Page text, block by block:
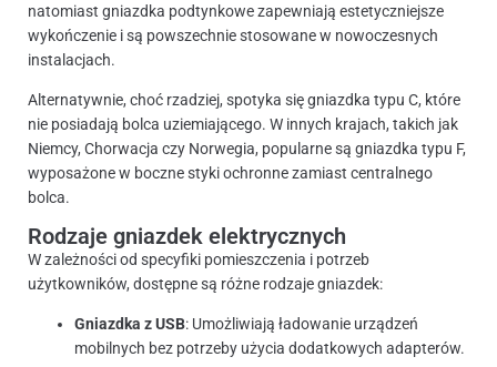
natomiast gniazdka podtynkowe zapewniają estetyczniejsze
wykończenie i są powszechnie stosowane w nowoczesnych
instalacjach.
Alternatywnie, choć rzadziej, spotyka się gniazdka typu C, które
nie posiadają bolca uziemiającego. W innych krajach, takich jak
Niemcy, Chorwacja czy Norwegia, popularne są gniazdka typu F,
wyposażone w boczne styki ochronne zamiast centralnego
bolca.
Rodzaje gniazdek elektrycznych
W zależności od specyfiki pomieszczenia i potrzeb
użytkowników, dostępne są różne rodzaje gniazdek:
Gniazdka z USB: Umożliwiają ładowanie urządzeń
mobilnych bez potrzeby użycia dodatkowych adapterów.